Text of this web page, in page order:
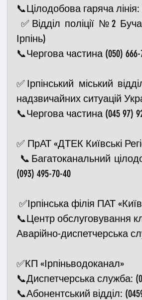
Адмінпротокол Свята
Війна Розмінування
Курс спротиву
📞Цілодобова гаряча лінія:
✅Відділ поліції №2 Бучанського РУП ГУНП в Київській області (м.
Ірпінь)
📞Чергова частина (050) 666-
✅Ірпінський міський
надзвичайних ситуацій
📞Чергова частина (045 97)
✅ ПрАТ «ДТЕК Київські
(093) 495-70-40
✅Ірпінська філія ПАТ
📞Центр обслуговування
Аварійно-диспетчерська
✅КП «Ірпіньводоканал»
📞Диспетчерська служба:
📞Абонентський відділ: